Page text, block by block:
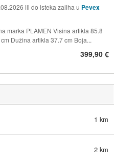
ili do isteka zaliha u Pevex
marka PLAMEN Visina artikla 85.8
Dužina artikla 37.7 cm Boja...
399,90 €
1 km
2 km